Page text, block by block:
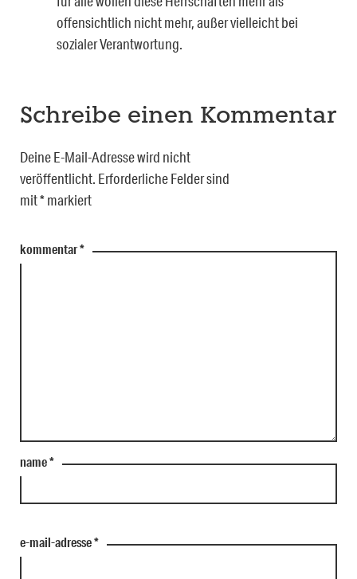
offensichtlich nicht mehr, außer vielleicht bei
sozialer Verantwortung.
Schreibe einen Kommentar
Deine E-Mail-Adresse wird nicht
veröffentlicht. Erforderliche Felder sind
mit*markiert
kommentar*
name*
e-mail-adresse*